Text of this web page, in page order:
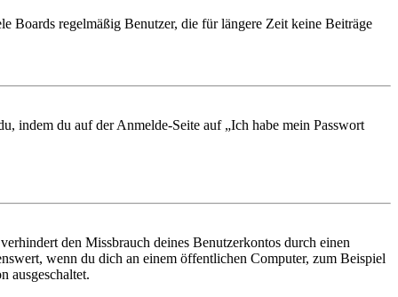
Boards regelmäßig Benutzer, die für längere Zeit keine Beiträge
indem du auf der Anmelde-Seite auf „Ich habe mein Passwort
den Missbrauch deines Benutzerkontos durch einen
wenn du dich an einem öffentlichen Computer, zum Beispiel
ausgeschaltet.